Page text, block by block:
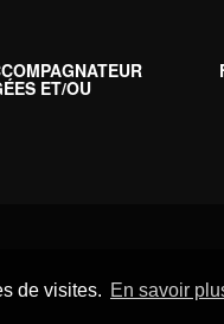
de visites. En savoir
ET/OU